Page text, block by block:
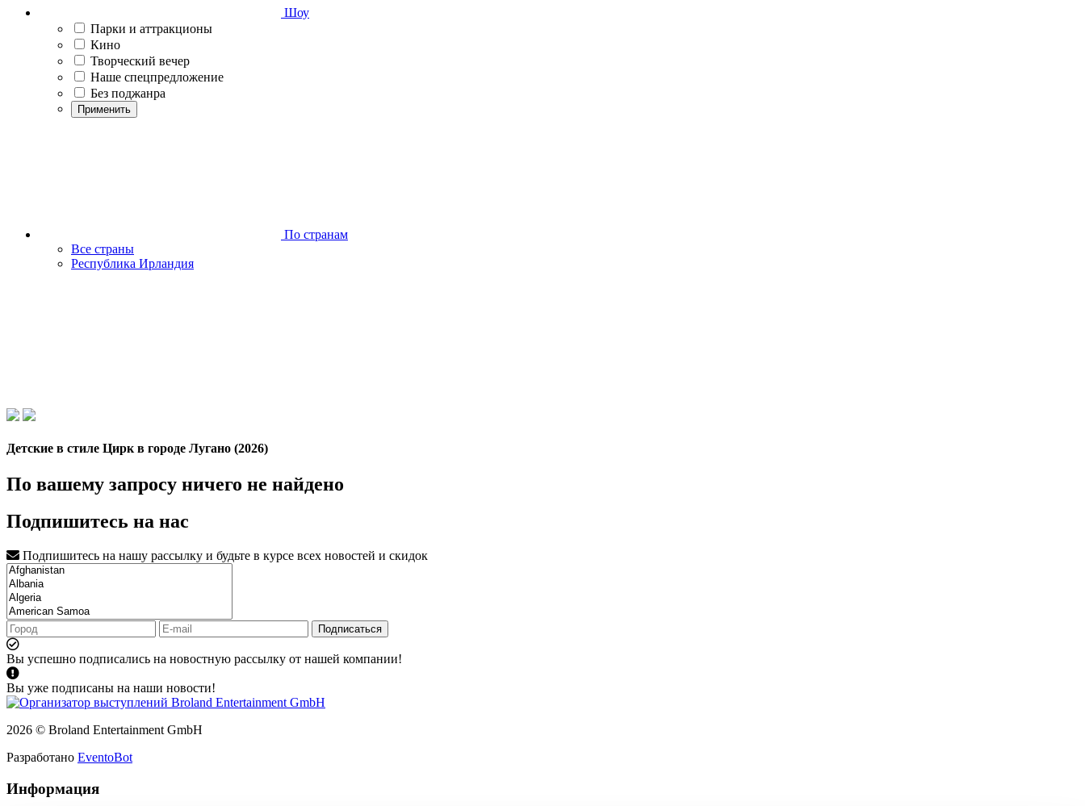
Шоу
Парки и аттракционы
Кино
Творческий вечер
Наше спецпредложение
Без поджанра
Применить
По странам
Все страны
Республика Ирландия
Детские в стиле Цирк в городе Лугано (2026)
По вашему запросу ничего не найдено
Подпишитесь на нас
Подпишитесь на нашу рассылку и будьте в курсе всех новостей и скидок
Подписаться
Вы успешно подписались на новостную рассылку от нашей компании!
Вы уже подписаны на наши новости!
2026 © Broland Entertainment GmbH
Разработано EventoBot
Информация